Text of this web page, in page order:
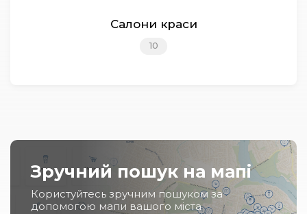
Салони краси
10
Зручний пошук на мапі
Користуйтесь зручним пошуком за
допомогою мапи вашого міста